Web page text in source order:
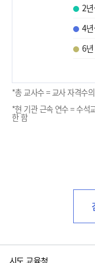
2
4
6
*총 교사수 = 교사 자격수
*현 기관 근속 연수 = 수석
한 함